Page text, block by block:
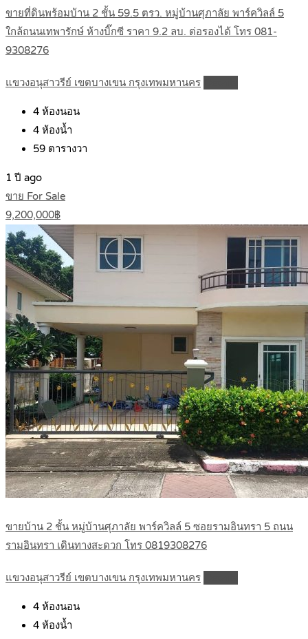
ขายที่ดินพร้อมบ้าน 2 ชั้น 59.5 ตรว. หมู่บ้านศุภาลัย พาร์ควิลล์ 5
ใกล้ถนนเทพารักษ์ ห้างบิ๊กซี ราคา 9.2 ลบ. ต่อรองได้ โทร 081-
9308276
แขวงอนุสาวรีย์ เขตบางเขน กรุงเทพมหานคร
4 ห้องนอน
4 ห้องน้ำ
59 ตารางวา
1 ปี ago
ขาย For Sale
9,200,000฿
ขายบ้าน 2 ชั้น หมู่บ้านศุภาลัย พาร์ควิลล์ 5 ซอยรามอินทรา 5 ถนน
รามอินทรา เดินทางสะดวก โทร 0819308276
แขวงอนุสาวรีย์ เขตบางเขน กรุงเทพมหานคร
4 ห้องนอน
4 ห้องน้ำ